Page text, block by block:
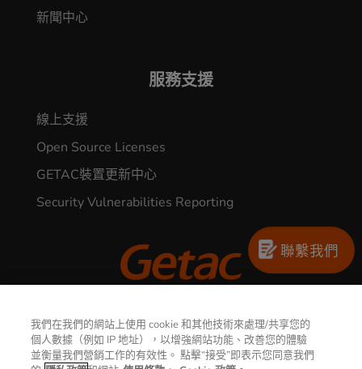
新聞中心
服務支援
線上支援
Open Source Licenses
GETAC裝置更新中心
Security Vulnerabilities Reporting
© 2026 GETAC. All Rights Reserved.
隱私權聲明 使用條款
聯繫我們
我們在我們的網站上使用 cookie 和其他技術來處理/共享您的
個人數據（例如 IP 地址），以增強網站功能、改善您的體驗
並衡量我們營銷工作的有效性。 點擊“接受”即表示您同意我們